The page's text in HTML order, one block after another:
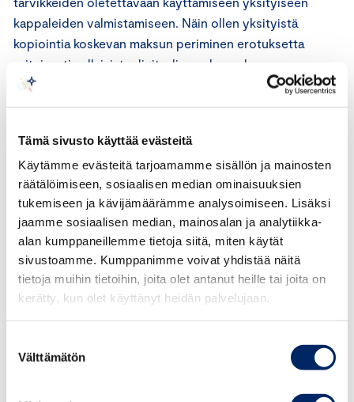
Tämä sivusto käyttää evästeitä
Käytämme evästeitä tarjoamamme sisällön ja mainosten
räätälöimiseen, sosiaalisen median ominaisuuksien
tukemiseen ja kävijämäärämme analysoimiseen. Lisäksi
jaamme sosiaalisen median, mainosalan ja analytiikka-
alan kumppaneillemme tietoja siitä, miten käytät
sivustoamme. Kumppanimme voivat yhdistää näitä
tietoja muihin tietoihin, joita olet antanut heille tai joita on
kerätty, kun olet käyttänyt heidän palvelujaan.
valinta
Välttämätön
kappaleiden valmistamiseen. Näin ollen yksityistä
kopiointia koskevan maksun periminen erotuksetta
erityisesti sellaisista digitaaliseen kappaleen
valmistamiseen tarkoitetuista koneista, laitteista ja
tarvikkeista, joita ei ole annettu yksityisten käyttäjien
tarkoitukseen kuin yksityiskäyttöön tapahtuvaan
kopiointiin, ei ole yhteensopivaa
tietoyhteiskuntadirektiivin 2001/29 kanssa (Padawan (C-
467/08) kohta 59).
– Monien toimintojen mahdollisuus ja kappaleen
valmistustoiminnon toissijaisuus voivat vaikuttaa
sopivan hyvityksen määrään. Viranomaisten on
hyvityksen määrä vahvistaessaan otettava huomioon,
teoskappaleiden suhteellinen valmistuskapasiteetti
alustalla on. Jos alustan käyttäjät kokonaisuutena eivät
juurikaan käytä mainittua toimintoa, on mahdollista, että